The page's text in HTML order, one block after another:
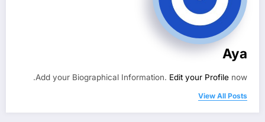
Aya
Add your Biographical Information. Edit your Profile now.
View All Posts